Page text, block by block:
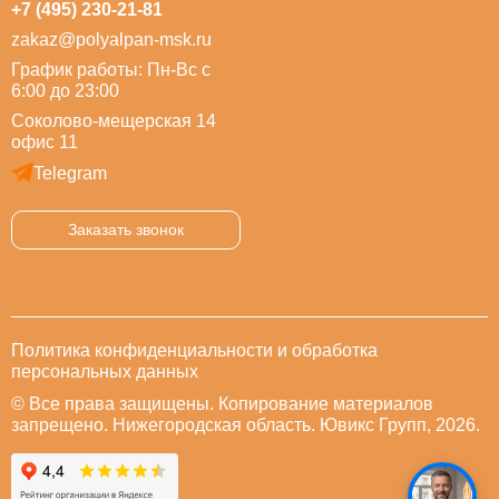
+7 (495) 230-21-81
zakaz@polyalpan-msk.ru
График работы: Пн-Вс с
6:00 до 23:00
Соколово-мещерская 14
офис 11
Telegram
Заказать звонок
Политика конфиденциальности и обработка
персональных данных
© Все права защищены. Копирование материалов
запрещено. Нижегородская область. Ювикс Групп, 2026.